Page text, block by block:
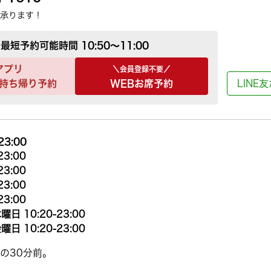
ります！
最短予約可能時間 10:50～11:00
プリ
ち帰り予約
＼会員登録不要／
WEBお席予約 LINE
日 10:20-23:00
日 10:20-23:00
30分前。